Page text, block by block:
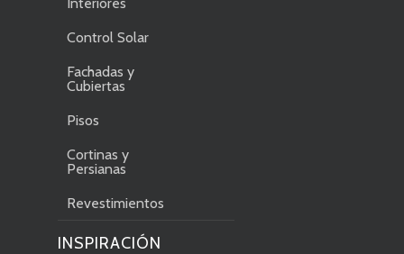
Control Solar
Fachadas y
Cubiertas
Pisos
Cortinas y
Persianas
Revestimientos
INSPIRACIÓN